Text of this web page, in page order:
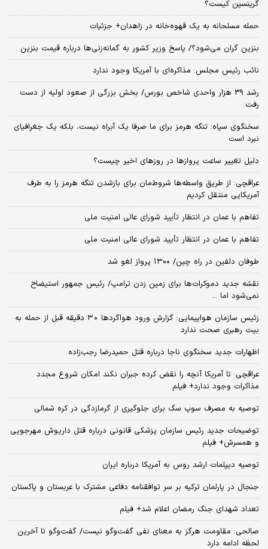
گرینسپن کیست؟
حمله مسلحانه به یک قهوه‌خانه در زاهدان+ جزئیات
بنزین گران می‌شود؟/ پاسخ وزیر کشور به گمانه‌زنی‌ها درباره قیمت بنزین
نائب رئیس مجلس: مذاکره‌ای با آمریکا وجود ندارد
رشد 39 هزار واحدی شاخص بورس/ بخش بزرگی از صعود اولیه از دست
رفت
سخنگوی سپاه: تنگه هرمز برای ما صرفا یک آبراه نیست، بلکه یک جغرافیای
نبرد است
دلیل تغییر ساعت پروازها در روزهای اخیر چیست؟
عراقچی: از طریق واسطه‌ها شروط‌مان برای بازشدن تنگه هرمز را به طرف
آمریکایی منتقل کردیم
تفاهم با عمان در انتظار تأیید شورای عالی امنیت ملی
تفاهم با عمان در انتظار تأیید شورای عالی امنیت ملی
طوفان دلفین در راه چین/ ۱۳۰۰ پرواز لغو شد
نقشه جدید دموکرات‌ها برای زمین زدن ترامپ/ رئیس جمهور استیضاح
نمی‌شود اما ...
زئیس سازمان هواپیمایی: گزارش ورود هواگردها ٣٠ دقیقه قبل از حمله به
بیت رهبری صحت ندارد
اظهارات جدید سخنگوی ناجا درباره قتل حمیدرضا رجب‌زاده
عراقچی: تا آمریکا آنچه را نقض کرده جبران نکند امکان شروع مجدد
مذاکرات وجود ندارد+ فیلم
توصیه به مصرف سوپ سگ برای جلوگیری از گرمازدگی در کره شمالی
توضیحات جدید رئیس سازمان پزشکی قانونی درباره قتل داریوش مهرجویی
و همسرش+ فیلم
توصیه دیپلمات ارشد روس به آمریکا درباره ایران
جنجال در پارلمان ترکیه بر سر توافقنامه دفاعی مشترک با عربستان و پاکستان
تعداد شهدای جنگ رمضان اعلام شد+ فیلم
صالحی: مقاومت هرگز به معنای نفی گفت‌وگو نیست/ گفت‌وگو تا آخرین
لحظه ادامه دارد